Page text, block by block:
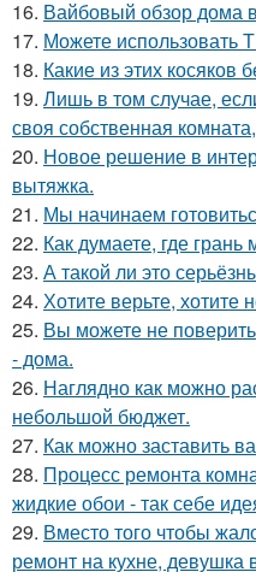
16. Вайбовый обзор дома
17. Можете использовать
18. Какие из этих косяков
19. Лишь в том случае,
своя собственная
20. Новое решение в
вытяжка.
21. Мы начинаем
22. Как думаете, где
23. А такой ли это
24. Хотите верьте, хотите
25. Вы можете не
- дома.
26. Наглядно как можно
небольшой бюджет.
27. Как можно заставить
28. Процесс ремонта
жидкие обои - так себе
29. Вместо того чтобы
ремонт на кухне, девушка